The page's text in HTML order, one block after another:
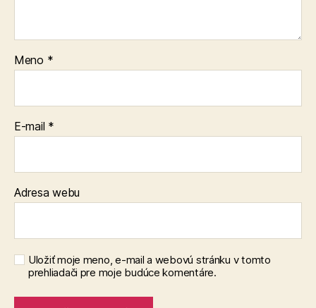
Meno *
E-mail *
Adresa webu
Uložiť moje meno, e-mail a webovú stránku v tomto
prehliadači pre moje budúce komentáre.